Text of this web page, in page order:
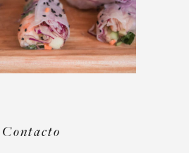
Contacto